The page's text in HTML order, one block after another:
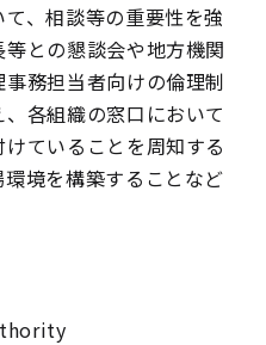
、相談等の重要性を強
との懇談会や地方機関
務担当者向けの倫理制
各組織の窓口において
ていることを周知する
境を構築することなど